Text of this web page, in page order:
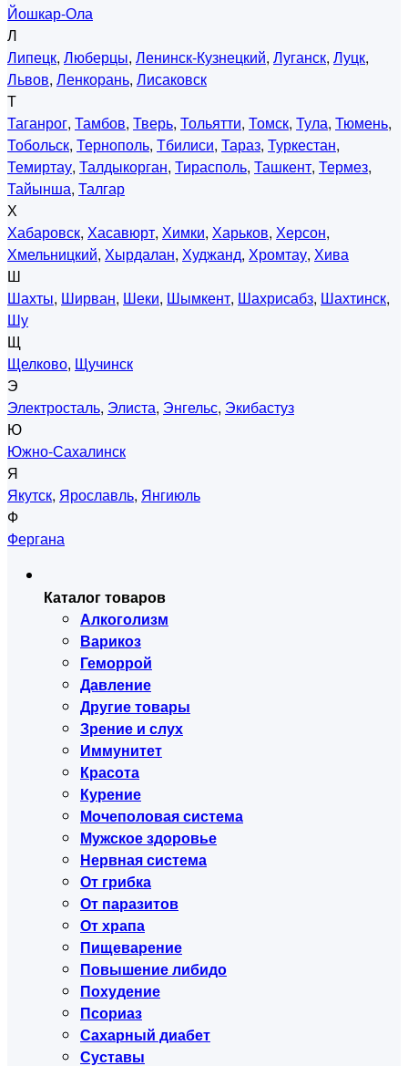
Йошкар-Ола
Л
Липецк, Люберцы, Ленинск-Кузнецкий, Луганск, Луцк,
Львов, Ленкорань, Лисаковск
Т
Таганрог, Тамбов, Тверь, Тольятти, Томск, Тула, Тюмень,
Тобольск, Тернополь, Тбилиси, Тараз, Туркестан,
Темиртау, Талдыкорган, Тирасполь, Ташкент, Термез,
Тайынша, Талгар
Х
Хабаровск, Хасавюрт, Химки, Харьков, Херсон,
Хмельницкий, Хырдалан, Худжанд, Хромтау, Хива
Ш
Шахты, Ширван, Шеки, Шымкент, Шахрисабз, Шахтинск,
Шу
Щ
Щелково, Щучинск
Э
Электросталь, Элиста, Энгельс, Экибастуз
Ю
Южно-Сахалинск
Я
Якутск, Ярославль, Янгиюль
Ф
Фергана
Каталог товаров
Алкоголизм
Варикоз
Геморрой
Давление
Другие товары
Зрение и слух
Иммунитет
Красота
Курение
Мочеполовая система
Мужское здоровье
Нервная система
От грибка
От паразитов
От храпа
Пищеварение
Повышение либидо
Похудение
Псориаз
Сахарный диабет
Суставы